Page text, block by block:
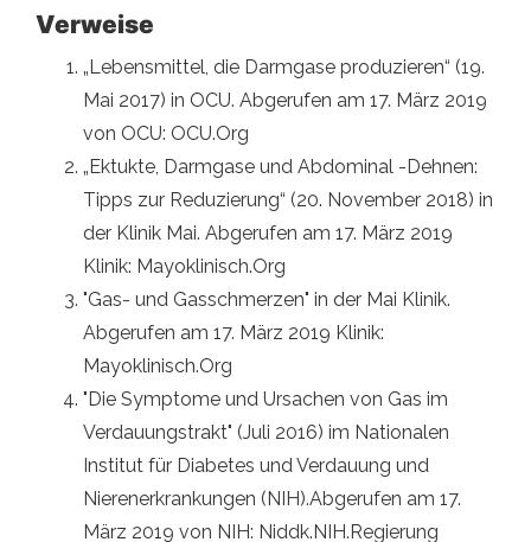
Verweise
„Lebensmittel, die Darmgase produzieren“ (19.
Mai 2017) in OCU. Abgerufen am 17. März 2019
von OCU: OCU.Org
„Ektukte, Darmgase und Abdominal -Dehnen:
Tipps zur Reduzierung“ (20. November 2018) in
der Klinik Mai. Abgerufen am 17. März 2019
Klinik: Mayoklinisch.Org
"Gas- und Gasschmerzen" in der Mai Klinik.
Abgerufen am 17. März 2019 Klinik:
Mayoklinisch.Org
"Die Symptome und Ursachen von Gas im
Verdauungstrakt" (Juli 2016) im Nationalen
Institut für Diabetes und Verdauung und
Nierenerkrankungen (NIH).Abgerufen am 17.
März 2019 von NIH: Niddk.NIH.Regierung